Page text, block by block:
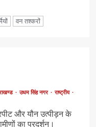
वन तश्करों
उधम सिंह नगर
राष्ट्रीय
और यौन उत्पीड़न के
का प्रदर्शन।